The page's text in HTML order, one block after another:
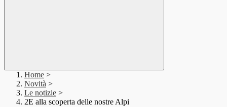
Home >
Novità >
Le notizie >
2E alla scoperta delle nostre Alpi